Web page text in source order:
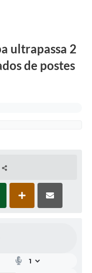
ultrapassa 2
de postes